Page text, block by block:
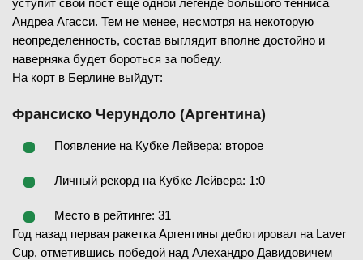
уступит свой пост еще одной легенде большого тенниса
Андреа Агасси. Тем не менее, несмотря на некоторую
неопределенность, состав выглядит вполне достойно и
наверняка будет бороться за победу.
На корт в Берлине выйдут:
Франсиско Черундоло (Аргентина)
Появление на Кубке Лейвера: второе
Личный рекорд на Кубке Лейвера: 1:0
Место в рейтинге: 31
Год назад первая ракетка Аргентины дебютировал на Laver
Cup, отметившись победой над Алехандро Давидовичем